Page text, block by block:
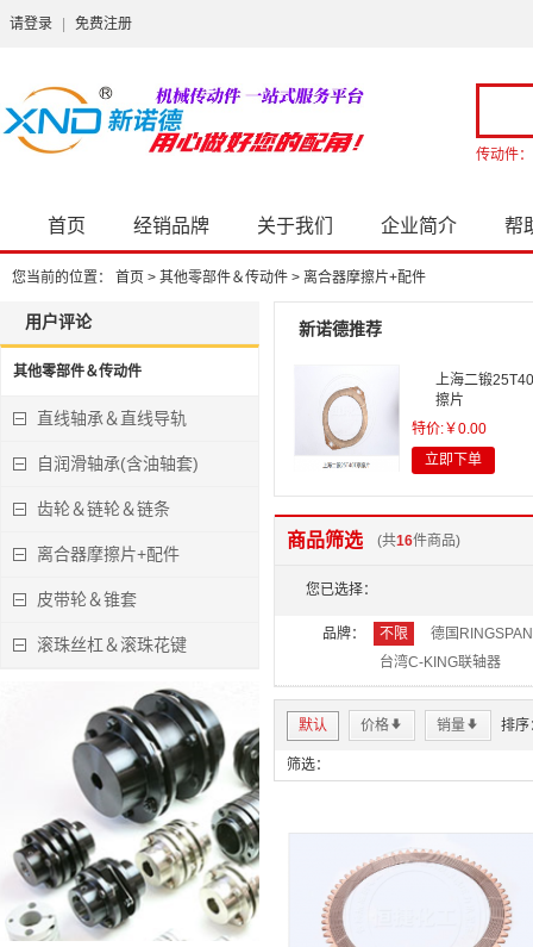
请登录 免费注册
传动件：
首页 经销品牌 关于我们 企业简介 帮
您当前的位置： 首页 > 其他零部件＆传动件 > 离合器摩擦片+配件
用户评论
其他零部件＆传动件
直线轴承＆直线导轨
自润滑轴承(含油轴套)
齿轮＆链轮＆链条
离合器摩擦片+配件
皮带轮＆锥套
滚珠丝杠＆滚珠花键
新诺德推荐
上海二锻
擦片
特价:￥0.00
立即下单
冲床离合器导
商品筛选 (共16件商品)
您已选择：
品牌： 不限
德国
台湾C-KING联轴器
默认 价格* 销量* 排序
筛选：